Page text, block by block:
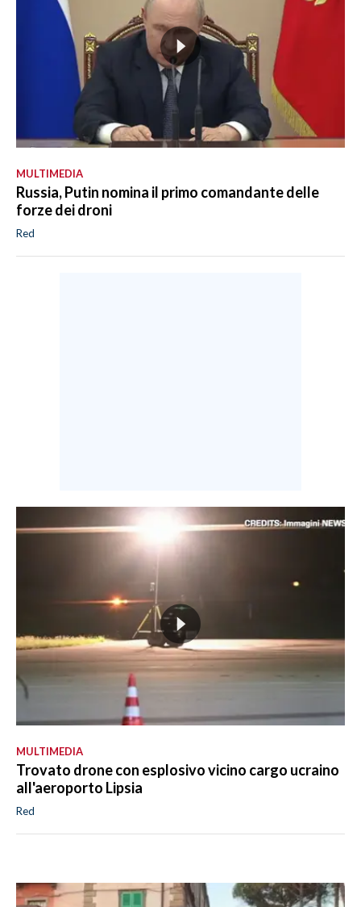
MULTIMEDIA
Russia, Putin nomina il primo comandante delle
forze dei droni
Red
MULTIMEDIA
Trovato drone con esplosivo vicino cargo ucraino
all'aeroporto Lipsia
Red